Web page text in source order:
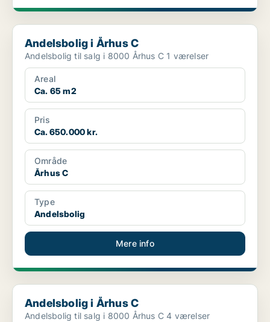
Andelsbolig i Århus C
Andelsbolig i Århus C
Andelsbolig til salg i 8000 Århus C 1 værelser
Areal
Ca. 65 m2
Pris
Ca. 650.000 kr.
Område
Århus C
Type
Andelsbolig
Mere info
Andelsbolig i Århus C
Andelsbolig i Århus C
Andelsbolig til salg i 8000 Århus C 4 værelser